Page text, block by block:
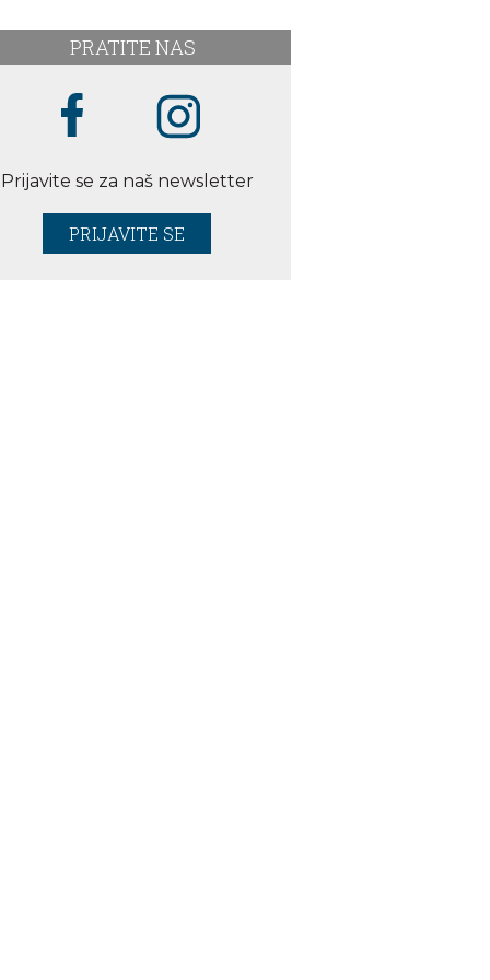
PRATITE NAS
Prijavite se za naš newsletter
PRIJAVITE SE